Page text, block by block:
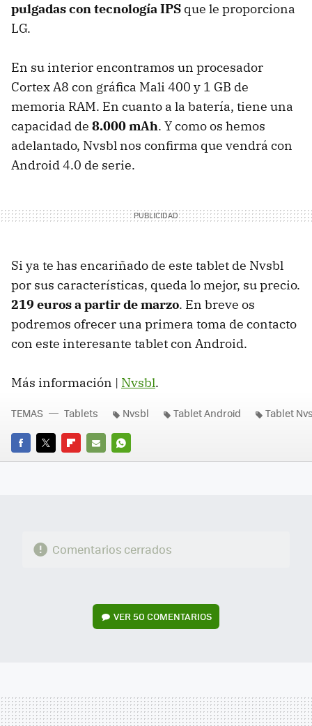
pulgadas con tecnologíaIPS que le proporciona
LG.
En su interior encontramos un procesador
Cortex A8 con gráfica Mali 400 y 1 GB de
memoria RAM. En cuanto a la batería, tiene una
capacidad de 8.000 mAh. Y como os hemos
adelantado, Nvsbl nos confirma que vendrá con
Android 4.0 de serie.
Si ya te has encariñado de este tablet de Nvsbl
por sus características, queda lo mejor, su precio.
219 euros a partir de marzo. En breve os
podremos ofrecer una primera toma de contacto
con este interesante tablet con Android.
Más información | Nvsbl.
FACEBOOK
TWITTERFLIPBOARD
E-
WHATSAPP
TEMAS Tablets Nvsbl Tablet Android Tablet
Comentarios cerrados
VER50 COMENTARIOS